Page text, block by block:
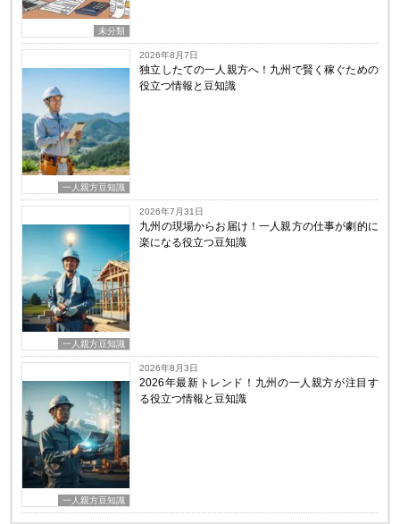
未分類
一人親方豆知識
2026年8月7日
独立したての一人親方へ！九州で賢く稼ぐための
役立つ情報と豆知識
一人親方豆知識
2026年7月31日
九州の現場からお届け！一人親方の仕事が劇的に
楽になる役立つ豆知識
一人親方豆知識
2026年8月3日
2026年最新トレンド！九州の一人親方が注目す
る役立つ情報と豆知識